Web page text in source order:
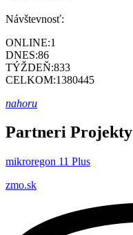
Návštevnosť:
ONLINE:1
DNES:86
TÝŽDEŇ:833
CELKOM:1380445
nahoru
Partneri Projekty
mikroregon 11 Plus
zmo.sk